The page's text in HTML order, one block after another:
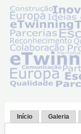
Início Galeria